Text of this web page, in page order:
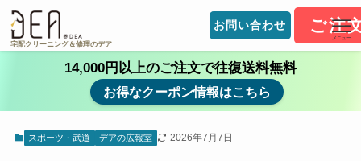
宅配クリーニング＆修理のデア
お問い合わせ ご注
メニュー
14,000円以上のご注文で往復送料無料
お得なクーポン情報はこちら
スポーツ・武道 デアの広報室 2026年7月7日